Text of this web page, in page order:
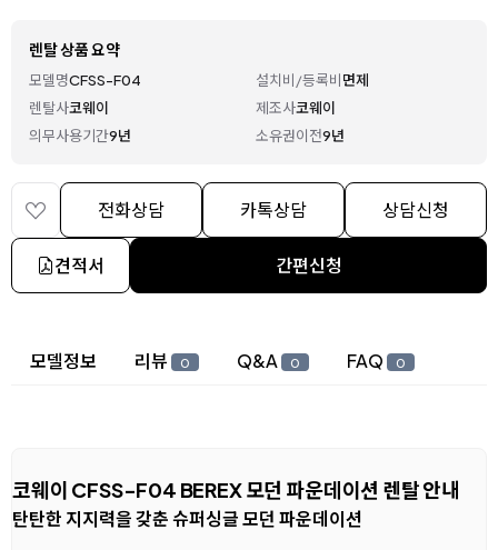
렌탈 상품 요약
모델명CFSS-F04 설치비/등록비면제
렌탈사코웨이 제조사코웨이
의무사용기간9년 소유권이전9년
전화상담 카톡상담 상담신청
견적서 간편신청
상세 정보
모델정보 리뷰 0 Q&A 0 FAQ 0
코웨이 CFSS-F04 BEREX 모던 파운데이션 렌탈 안내
탄탄한 지지력을 갖춘 슈퍼싱글 모던 파운데이션